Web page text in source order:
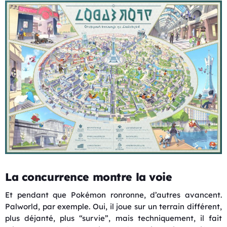
La concurrence montre la voie
Et pendant que Pokémon ronronne, d’autres avancent.
Palworld, par exemple. Oui, il joue sur un terrain différent,
plus déjanté, plus “survie”, mais techniquement, il fait